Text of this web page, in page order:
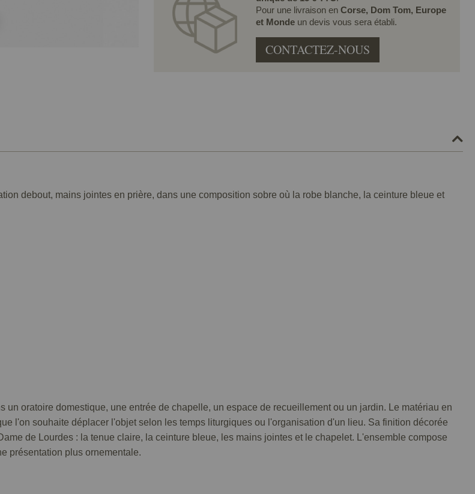
Pour une livraison en Corse, Dom Tom, Europe
et Monde un devis vous sera établi.
CONTACTEZ-NOUS
debout, mains jointes en prière, dans une composition sobre où la robe blanche, la ceinture bleue et
un oratoire domestique, une entrée de chapelle, un espace de recueillement ou un jardin. Le matériau en
l'on souhaite déplacer l'objet selon les temps liturgiques ou l'organisation d'un lieu. Sa finition décorée
de Lourdes : la tenue claire, la ceinture bleue, les mains jointes et le chapelet. L'ensemble compose
présentation plus ornementale.